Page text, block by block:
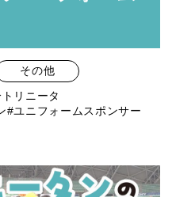
その他
リニータ
#ユニフォームスポンサー